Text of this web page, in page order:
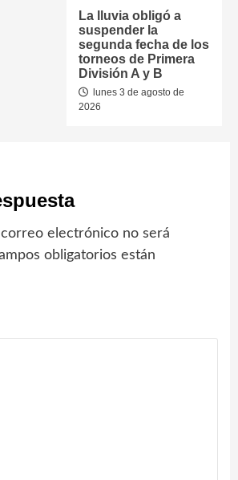
La lluvia obligó a
suspender la
segunda fecha de los
torneos de Primera
División A y B
lunes 3 de agosto de
2026
electrónico no será
obligatorios están